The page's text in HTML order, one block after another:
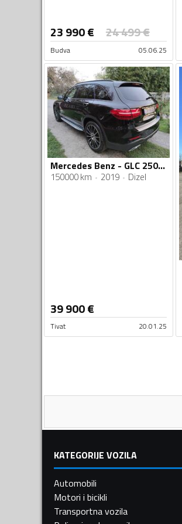
23 990€ 24 499€
Budva 05.06.25
Mercedes Benz - GLC 250 - 250 CDI Amg line
150000 km 2019 Dizel
39 900€
Tivat 20.01.25
KATEGORIJE VOZILA
Automobili
Motori i bicikli
Transportna vozila